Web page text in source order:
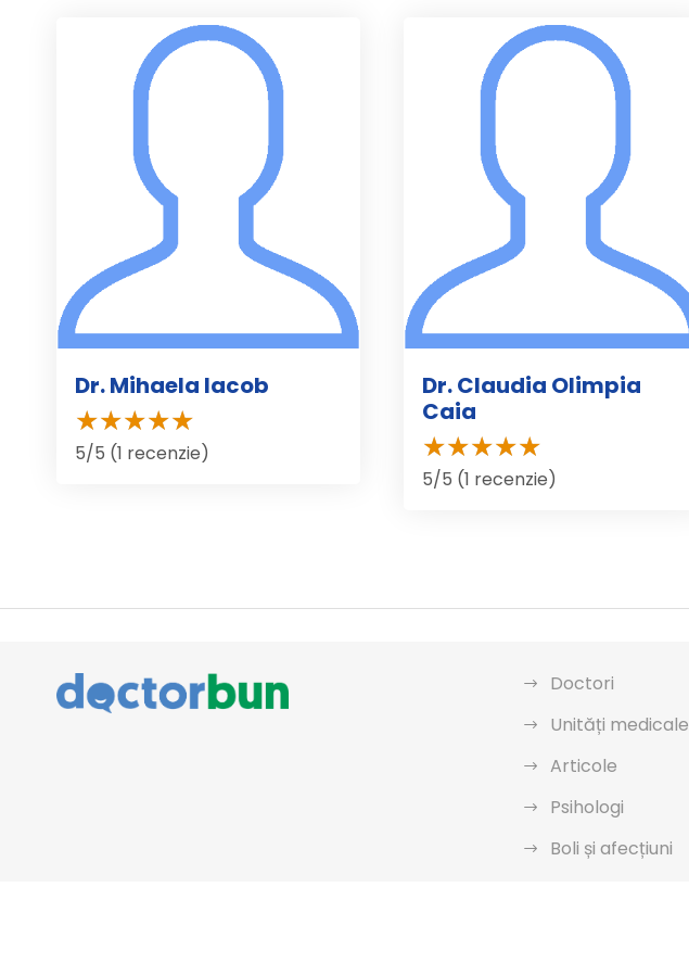
Dr. Mihaela Iacob
5/5 (1 recenzie)
Dr. Claudia Olimpia
Caia
5/5 (1 recenzie)
Doctori
Unități medicale
Articole
Psihologi
Boli și afecțiuni